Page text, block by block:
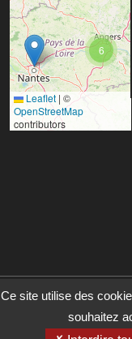
6
Leaflet | ©
OpenStreetMap
contributors
Ce site utilise des
souhaitez